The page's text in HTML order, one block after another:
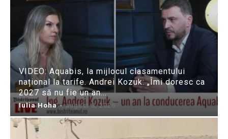
VIDEO: Aquabis, la mijlocul clasamentului
național la tarife. Andrei Kozuk: „Îmi doresc ca
2027 să nu fie un an...
Iulia Hoha - august 8, 2026